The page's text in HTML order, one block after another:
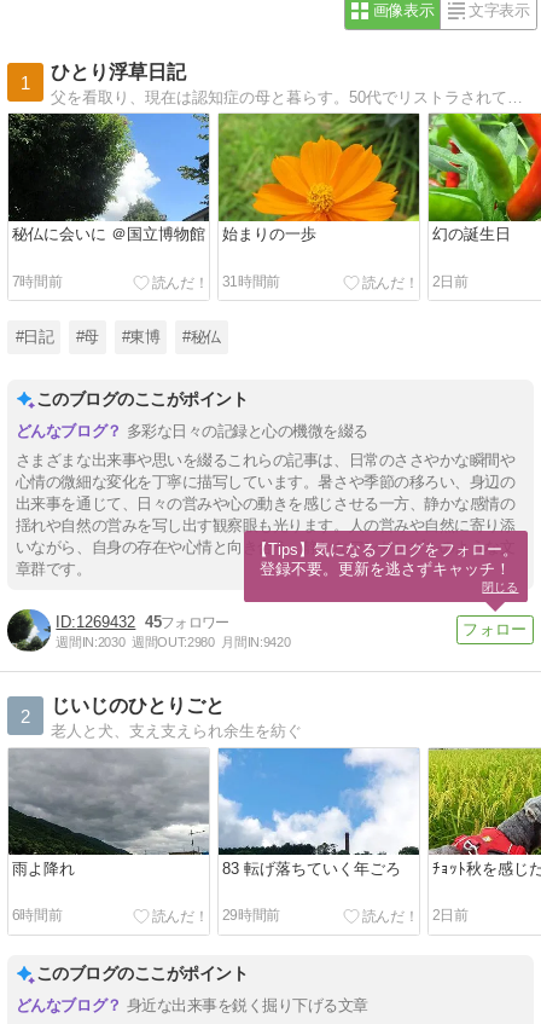
画像表示 文字表示
1
ひとり浮草日記
秘仏に会いに ＠国立博物館
7時間前
始まりの一歩
31時間前
幻の誕生日
2日前
#日記 #母 #東博 #秘仏
このブログのここがポイント
多彩な日々の記録と心の機微を綴る
さまざまな出来事や思いを綴るこれらの記事は、日常のささやかな瞬間や
心情の微細な変化を丁寧に描写しています。暑さや季節の移ろい、身辺の
出来事を通じて、日々の営みや心の動きを感じさせる一方、静かな感情の
揺れや自然の営みを写し出す観察眼も光ります。人の営みや自然に寄り添
いながら、自身の存在や心情と向き合う、静かなアンサンブルのような文
章群です。
1269432 45
週間IN:2030 週間OUT:2980 月間IN:9420
2
じいじのひとりごと
老人と犬、支え支えられ余生を紡ぐ
雨よ降れ
6時間前
83 転げ落ちていく年ごろ
29時間前
ﾁｮｯﾄ秋を感じ
2日前
このブログのここがポイント
身近な出来事を鋭く掘り下げる文章
【Tips】気になるブログをフォロー。
登録不要。更新を逃さずキャッチ！
閉じる